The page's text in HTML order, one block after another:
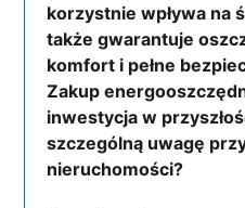
korzystnie wpływa na
także gwarantuje
komfort i pełne
Zakup
inwestycja w
szczególną uwagę
nieruchomości?